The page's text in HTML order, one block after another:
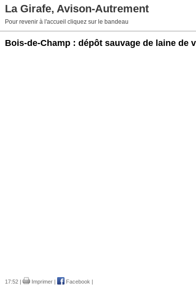
La Girafe, Avison-Autrement
Pour revenir à l'accueil cliquez sur le bandeau
Bois-de-Champ : dépôt sauvage de laine de
17:52 | Imprimer Facebook